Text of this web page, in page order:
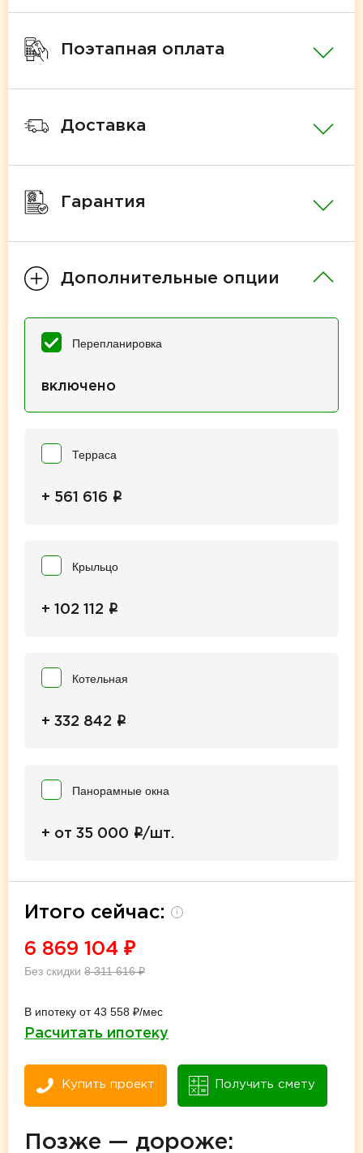
Поэтапная оплата
Доставка
Гарантия
Дополнительные опции
Перепланировка
включено
Терраса
+ 561 616 i
Крыльцо
+ 102 112 i
Котельная
+ 332 842 i
Панорамные окна
+ от 35 000 i/шт.
Итого сейчас: i
6 869 104 ₽
Без скидки 8 311 616₽
В ипотеку от 43 558 ₽/мес
Расчитать ипотеку
Купить проект Получить смету
Позже — дороже: